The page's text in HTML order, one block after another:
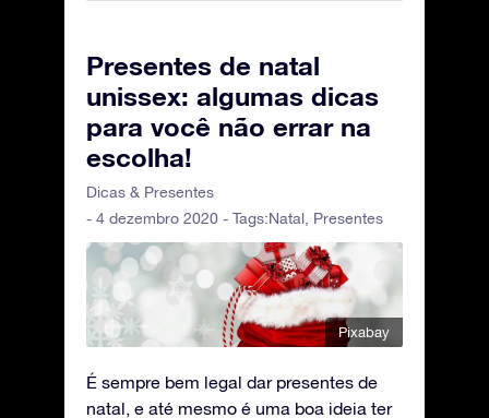
Presentes de natal
unissex: algumas dicas
para você não errar na
escolha!
Dicas & Presentes
- 4 dezembro 2020 - Tags:Natal, Presentes
Pixabay
É sempre bem legal dar presentes de
natal, e até mesmo é uma boa ideia ter